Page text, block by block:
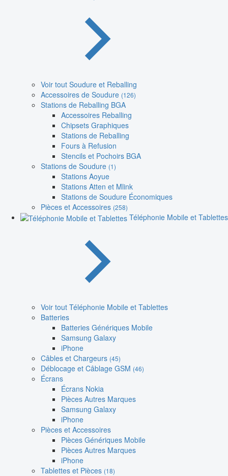
Voir tout Soudure et Reballing
Accessoires de Soudure (126)
Stations de Reballing BGA
Accessoires Reballing
Chipsets Graphiques
Stations de Reballing
Fours à Refusion
Stencils et Pochoirs BGA
Stations de Soudure (1)
Stations Aoyue
Stations Atten et Mlink
Stations de Soudure Économiques
Pièces et Accessoires (258)
Téléphonie Mobile et Tablettes
Voir tout Téléphonie Mobile et Tablettes
Batteries
Batteries Génériques Mobile
Samsung Galaxy
iPhone
Câbles et Chargeurs (45)
Déblocage et Câblage GSM (46)
Écrans
Écrans Nokia
Pièces Autres Marques
Samsung Galaxy
iPhone
Pièces et Accessoires
Pièces Génériques Mobile
Pièces Autres Marques
iPhone
Tablettes et Pièces (18)